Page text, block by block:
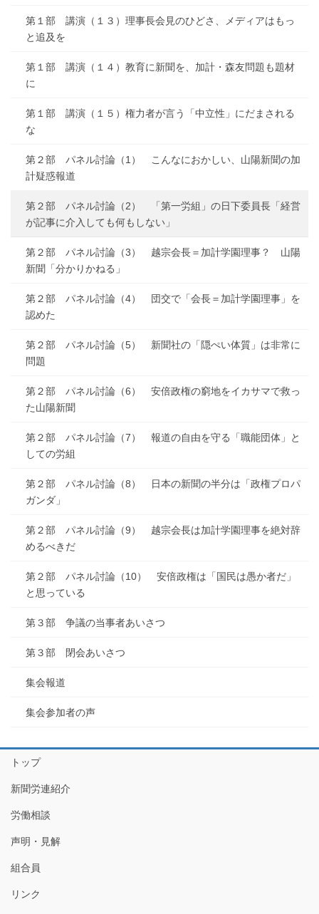
第１部 講演（１３）理事長会見のひどさ、メディアはもっ
と追及を
第１部 講演（１４）教育に新聞を、加計・森友問題も題材
に
第１部 講演（１５）権力者が言う「中立性」にだまされる
な
第２部 パネル討論（1） こんなにおかしい、山陽新聞の加
計疑惑報道
第２部 パネル討論（2） 「第一労組」の日下委員長「経営
が記事に介入しても何もしない」
第２部 パネル討論（3） 越宗会長＝加計学園理事？ 山陽
新聞「分かりかねる」
第２部 パネル討論（4） 団交で「会長＝加計学園理事」を
認めた
第２部 パネル討論（5） 新聞社の「隠ぺい体質」は非常に
問題
第２部 パネル討論（6） 安倍政権の窮地をイカサマで救っ
た山陽新聞
第２部 パネル討論（7） 報道の自由を守る「職能団体」と
しての労組
第２部 パネル討論（8） 日本の新聞の半分は「政権プロパ
ガンダ」
第２部 パネル討論（9） 越宗会長は加計学園理事を絶対辞
めるべきだ
第２部 パネル討論（10） 安倍政権は「国民は愚か者だ」
と思っている
第３部 争議の当事者あいさつ
第３部 閉会あいさつ
集会報道
集会参加者の声
トップ
新聞労連紹介
労働相談
声明・見解
組合員
リンク